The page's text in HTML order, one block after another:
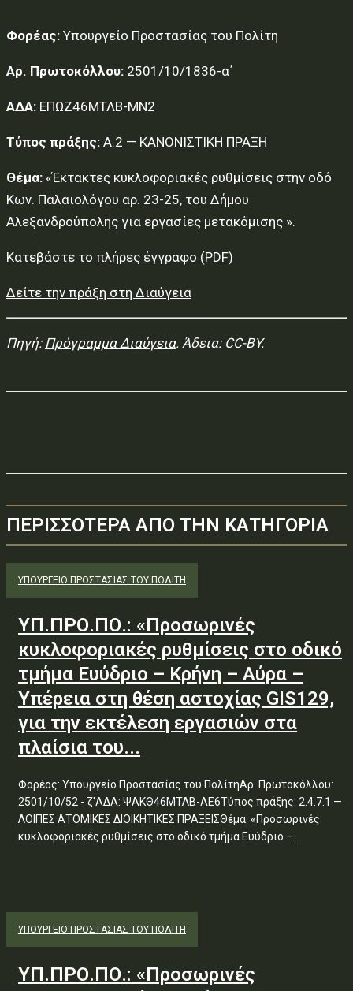
Φορέας: Υπουργείο Προστασίας του Πολίτη
Αρ. Πρωτοκόλλου: 2501/10/1836-α΄
ΑΔΑ: ΕΠΩΖ46ΜΤΛΒ-ΜΝ2
Τύπος πράξης: Α.2 — ΚΑΝΟΝΙΣΤΙΚΗ ΠΡΑΞΗ
Θέμα: «Έκτακτες κυκλοφοριακές ρυθμίσεις στην οδό
Κων. Παλαιολόγου αρ. 23-25, του Δήμου
Αλεξανδρούπολης για εργασίες μετακόμισης ».
Κατεβάστε το πλήρες έγγραφο (PDF)
Δείτε την πράξη στη Διαύγεια
Πηγή: Πρόγραμμα Διαύγεια. Άδεια: CC-BY.
ΠΕΡΙΣΣΟΤΕΡΑ ΑΠΟ ΤΗΝ ΚΑΤΗΓΟΡΙΑ
ΥΠΟΥΡΓΕΊΟ ΠΡΟΣΤΑΣΊΑΣ ΤΟΥ ΠΟΛΊΤΗ
ΥΠ.ΠΡΟ.ΠΟ.: «Προσωρινές
κυκλοφοριακές ρυθμίσεις στο οδικό
τμήμα Ευύδριο – Κρήνη – Αύρα –
Υπέρεια στη θέση αστοχίας GIS129,
για την εκτέλεση εργασιών στα
πλαίσια του...
Φορέας: Υπουργείο Προστασίας του ΠολίτηΑρ. Πρωτοκόλλου:
2501/10/52 - ζ'ΑΔΑ: ΨΑΚΘ46ΜΤΛΒ-ΑΕ6Τύπος πράξης: 2.4.7.1 —
ΛΟΙΠΕΣ ΑΤΟΜΙΚΕΣ ΔΙΟΙΚΗΤΙΚΕΣ ΠΡΑΞΕΙΣΘέμα: «Προσωρινές
κυκλοφοριακές ρυθμίσεις στο οδικό τμήμα Ευύδριο –...
ΥΠΟΥΡΓΕΊΟ ΠΡΟΣΤΑΣΊΑΣ ΤΟΥ ΠΟΛΊΤΗ
ΥΠ.ΠΡΟ.ΠΟ.: «Προσωρινές